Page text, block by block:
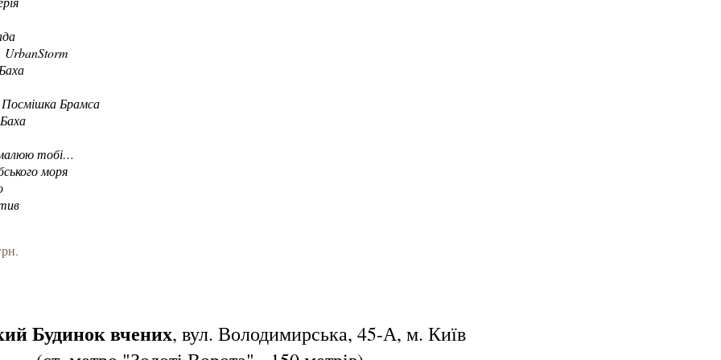
UrbanStorm
Посмішка Брамса
тобі…
моря
Будинок вчених, вул. Володимирська, 45-А, м. Київ